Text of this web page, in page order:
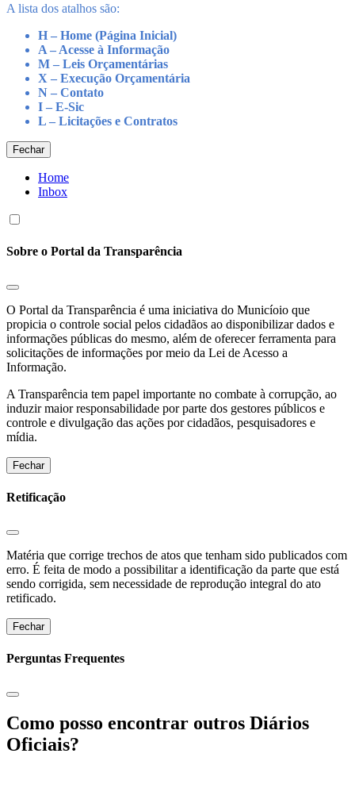
A lista dos atalhos são:
H – Home (Página Inicial)
A – Acesse à Informação
M – Leis Orçamentárias
X – Execução Orçamentária
N – Contato
I – E-Sic
L – Licitações e Contratos
Fechar
Home
Inbox
Sobre o Portal da Transparência
O Portal da Transparência é uma iniciativa do Municíoio que
propicia o controle social pelos cidadãos ao disponibilizar dados e
informações públicas do mesmo, além de oferecer ferramenta para
solicitações de informações por meio da Lei de Acesso a
Informação.
A Transparência tem papel importante no combate à corrupção, ao
induzir maior responsabilidade por parte dos gestores públicos e
controle e divulgação das ações por cidadãos, pesquisadores e
mídia.
Fechar
Retificação
Matéria que corrige trechos de atos que tenham sido publicados com
erro. É feita de modo a possibilitar a identificação da parte que está
sendo corrigida, sem necessidade de reprodução integral do ato
retificado.
Fechar
Perguntas Frequentes
Como posso encontrar outros Diários
Oficiais?